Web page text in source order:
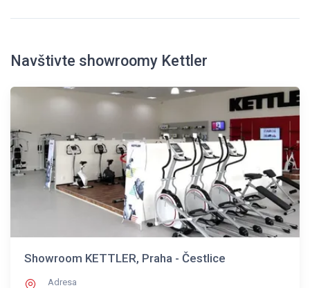
Navštivte showroomy Kettler
Showroom KETTLER, Praha - Čestlice
Adresa